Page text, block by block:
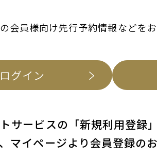
会員様向け先行予約情報などをお
ログイン
サービスの「新規利用登録
マイページより会員登録の